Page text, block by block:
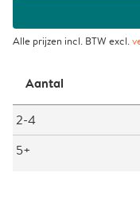
Alle prijzen incl. BTW excl.
Aantal
2-4
5+